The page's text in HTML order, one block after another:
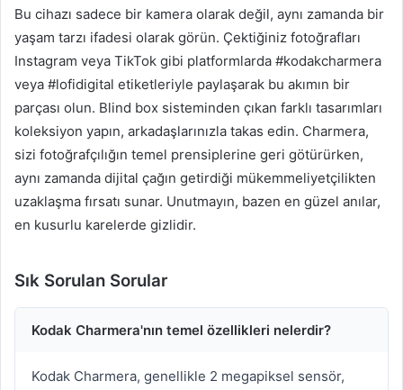
Bu cihazı sadece bir kamera olarak değil, aynı zamanda bir
yaşam tarzı ifadesi olarak görün. Çektiğiniz fotoğrafları
Instagram veya TikTok gibi platformlarda #kodakcharmera
veya #lofidigital etiketleriyle paylaşarak bu akımın bir
parçası olun. Blind box sisteminden çıkan farklı tasarımları
koleksiyon yapın, arkadaşlarınızla takas edin. Charmera,
sizi fotoğrafçılığın temel prensiplerine geri götürürken,
aynı zamanda dijital çağın getirdiği mükemmeliyetçilikten
uzaklaşma fırsatı sunar. Unutmayın, bazen en güzel anılar,
en kusurlu karelerde gizlidir.
Sık Sorulan Sorular
Kodak Charmera'nın temel özellikleri nelerdir?
Kodak Charmera, genellikle 2 megapiksel sensör,